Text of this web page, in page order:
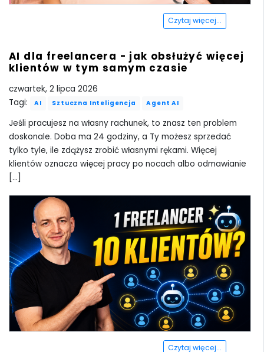
Czytaj więcej...
AI dla freelancera - jak obsłużyć więcej
klientów w tym samym czasie
czwartek, 2 lipca 2026
Tagi:
AI Sztuczna Inteligencja Agent AI
Jeśli pracujesz na własny rachunek, to znasz ten problem
doskonale. Doba ma 24 godziny, a Ty możesz sprzedać
tylko tyle, ile zdążysz zrobić własnymi rękami. Więcej
klientów oznacza więcej pracy po nocach albo odmawianie
[...]
Czytaj więcej...